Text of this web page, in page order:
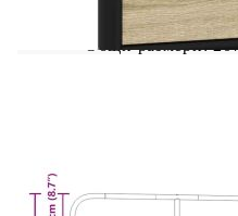
Материал:
Общи размери:
С табла за глава